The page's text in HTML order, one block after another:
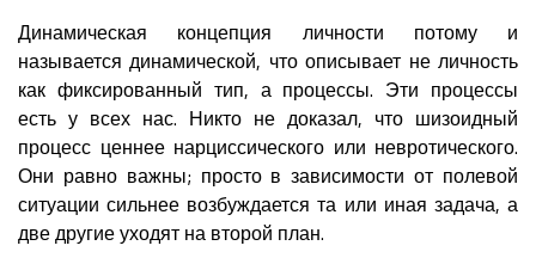
Динамическая концепция личности потому и
называется динамической, что описывает не личность
как фиксированный тип, а процессы. Эти процессы
есть у всех нас. Никто не доказал, что шизоидный
процесс ценнее нарциссического или невротического.
Они равно важны; просто в зависимости от полевой
ситуации сильнее возбуждается та или иная задача, а
две другие уходят на второй план.